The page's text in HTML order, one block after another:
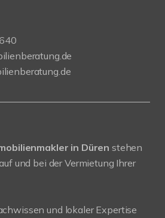
in Düren stehen
und bei der Vermietung Ihrer
und lokaler Expertise